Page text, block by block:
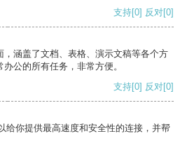
支持[0] 反对[0]
涵盖了文档、表格、演示文稿等各个方
公的所有任务，非常方便。
支持[0] 反对[0]
给你提供最高速度和安全性的连接，并帮